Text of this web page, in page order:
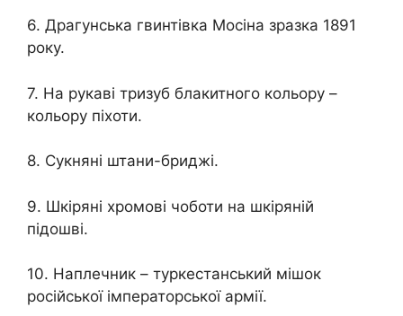
6. Драгунська гвинтівка Мосіна зразка 1891
року.
7. На рукаві тризуб блакитного кольору –
кольору піхоти.
8. Сукняні штани-бриджі.
9. Шкіряні хромові чоботи на шкіряній
підошві.
10. Наплечник – туркестанський мішок
російської імператорської армії.